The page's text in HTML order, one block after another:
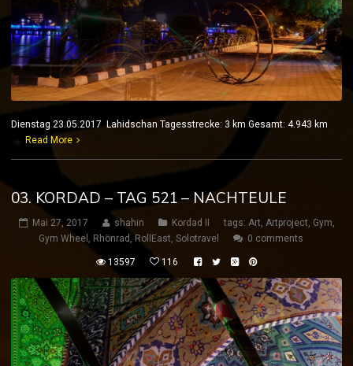
Dienstag 23.05.2017 Lahidschan Tagesstrecke: 3 km Gesamt: 4.943 km
Read More
03. KORDAD – TAG 521 – NACHTEULE
Mai 27, 2017 shahin Kordad II tags: Art, Artproject, Gym,
Gym Wheel , Rhönrad , RollEast, Solotravel 0 comments
13597 116